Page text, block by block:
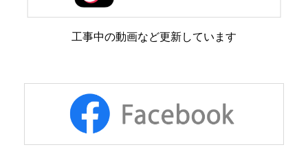
工事中の動画など更新しています